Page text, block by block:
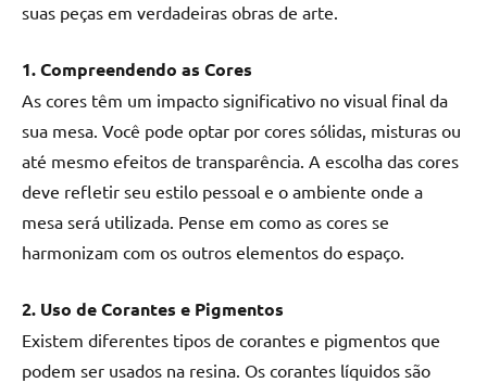
suas peças em verdadeiras obras de arte.
1. Compreendendo as Cores
As cores têm um impacto significativo no visual final da
sua mesa. Você pode optar por cores sólidas, misturas ou
até mesmo efeitos de transparência. A escolha das cores
deve refletir seu estilo pessoal e o ambiente onde a
mesa será utilizada. Pense em como as cores se
harmonizam com os outros elementos do espaço.
2. Uso de Corantes e Pigmentos
Existem diferentes tipos de corantes e pigmentos que
podem ser usados na resina. Os corantes líquidos são